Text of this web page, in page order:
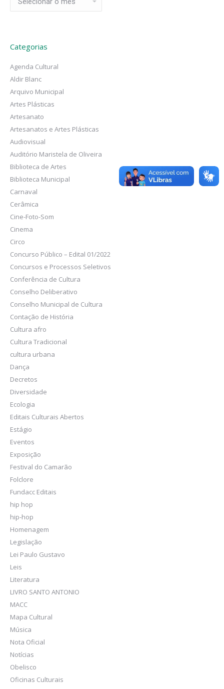
Categorias
Agenda Cultural
Aldir Blanc
Arquivo Municipal
Artes Plásticas
Artesanato
Artesanatos e Artes Plásticas
Audiovisual
Auditório Maristela de Oliveira
Biblioteca de Artes
Biblioteca Municipal
Carnaval
Cerâmica
Cine-Foto-Som
Cinema
Circo
Concurso Público – Edital 01/2022
Concursos e Processos Seletivos
Conferência de Cultura
Conselho Deliberativo
Conselho Municipal de Cultura
Contação de História
Cultura afro
Cultura Tradicional
cultura urbana
Dança
Decretos
Diversidade
Ecologia
Editais Culturais Abertos
Estágio
Eventos
Exposição
Festival do Camarão
Folclore
Fundacc Editais
hip hop
hip-hop
Homenagem
Legislação
Lei Paulo Gustavo
Leis
Literatura
LIVRO SANTO ANTONIO
MACC
Mapa Cultural
Música
Nota Oficial
Notícias
Obelisco
Oficinas Culturais